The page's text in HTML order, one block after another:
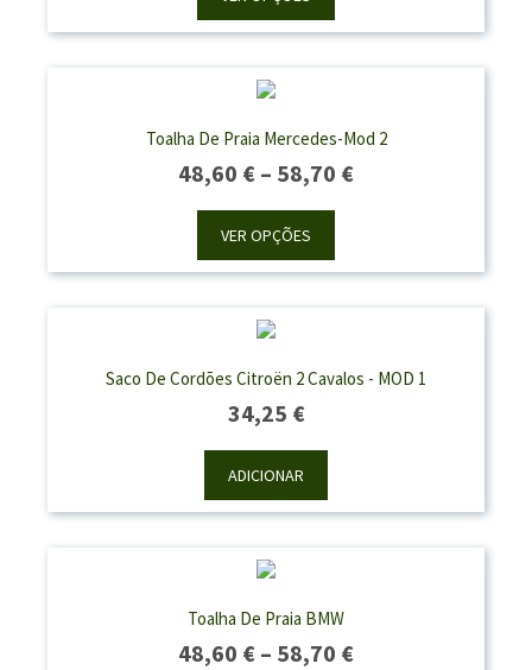
Through
Toalha De Praia Mercedes-Mod 2
48,60 € – 58,70 €Price
Through
VER OPÇÕES
Saco De Cordões Citroën 2 Cavalos - MOD 1
34,25 €
ADICIONAR
Toalha De Praia BMW
48,60 € – 58,70 €Price